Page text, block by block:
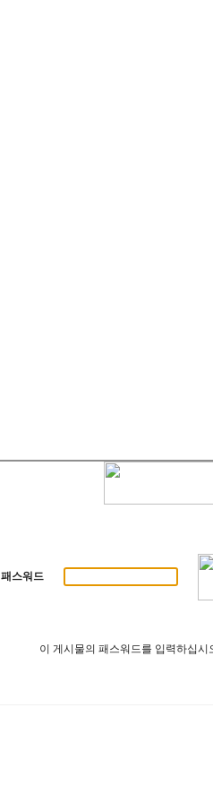
패스워드
이 게시물의 패스워드를 입력하십시